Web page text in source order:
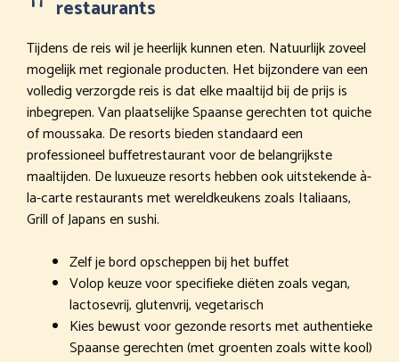
restaurants
Tijdens de reis wil je heerlijk kunnen eten. Natuurlijk zoveel
mogelijk met regionale producten. Het bijzondere van een
volledig verzorgde reis is dat elke maaltijd bij de prijs is
inbegrepen. Van plaatselijke Spaanse gerechten tot quiche
of moussaka. De resorts bieden standaard een
professioneel buffetrestaurant voor de belangrijkste
maaltijden. De luxueuze resorts hebben ook uitstekende à-
la-carte restaurants met wereldkeukens zoals Italiaans,
Grill of Japans en sushi.
Zelf je bord opscheppen bij het buffet
Volop keuze voor specifieke diëten zoals vegan,
lactosevrij, glutenvrij, vegetarisch
Kies bewust voor gezonde resorts met authentieke
Spaanse gerechten (met groenten zoals witte kool)